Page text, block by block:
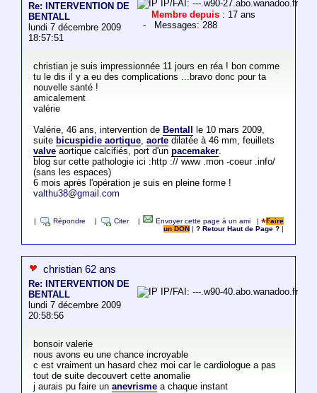
Re: INTERVENTION DE
BENTALL
lundi 7 décembre 2009
18:57:51
IP/FAI: ---.w90-27.abo.wanadoo.fr
Membre depuis : 17 ans
- Messages: 288
christian je suis impressionnée 11 jours en réa ! bon comme
tu le dis il y a eu des complications ...bravo donc pour ta
nouvelle santé !
amicalement
valérie
Valérie, 46 ans, intervention de Bentall
le 10 mars 2009,
suite bicuspidie aortique, aortedilatée à 46 mm, feuillets
valveaortique calcifiés, port d'un pacemaker.
blog sur cette pathologie ici :http :// www .mon -coeur .info/
(sans les espaces)
6 mois après l'opération je suis en pleine forme !
valthu38@gmail.com
Répondre Citer Envoyer cette page à un ami |
Faire
un DON
|? Retour Haut de Page ?
christian 62 ans
Re: INTERVENTION DE
BENTALL
lundi 7 décembre 2009
20:58:56
IP/FAI: ---.w90-40.abo.wanadoo.fr
bonsoir valerie
nous avons eu une chance incroyable
c est vraiment un hasard chez moi car le cardiologue a pas
tout de suite decouvert cette anomalie
j aurais pu faire un anevrismea chaque instant